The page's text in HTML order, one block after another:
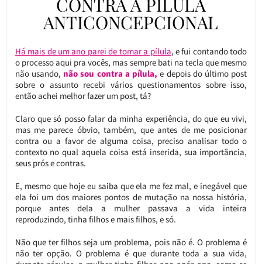
CONTRA A PÍLULA
ANTICONCEPCIONAL
Há mais de um ano parei de tomar a pílula, e fui contando todo
o processo aqui pra vocês, mas sempre bati na tecla que mesmo
não usando, não sou contra a pílula, e depois do último post
sobre o assunto recebi vários questionamentos sobre isso,
então achei melhor fazer um post, tá?
Claro que só posso falar da minha experiência, do que eu vivi,
mas me parece óbvio, também, que antes de me posicionar
contra ou a favor de alguma coisa, preciso analisar todo o
contexto no qual aquela coisa está inserida, sua importância,
seus prós e contras.
E, mesmo que hoje eu saiba que ela me fez mal, e inegável que
ela foi um dos maiores pontos de mutação na nossa história,
porque antes dela a mulher passava a vida inteira
reproduzindo, tinha filhos e mais filhos, e só.
Não que ter filhos seja um problema, pois não é. O problema é
não ter opção. O problema é que durante toda a sua vida,